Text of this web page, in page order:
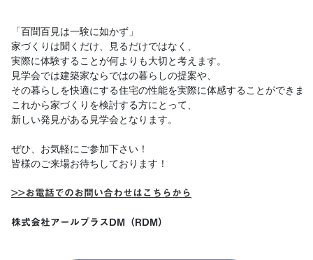
「百聞百見は一験に如かず」
家づくりは聞くだけ、見るだけではなく、
実際に体験することが何よりも大切と考えます。
見学会では建築家ならではの暮らしの提案や、
その暮らしを快適にする住宅の性能を実際に体感することができま
これから家づくりを検討する方にとって、
新しい発見がある見学会となります。
ぜひ、お気軽にご参加下さい！
皆様のご来場お待ちしております！
>>お電話でのお問い合わせはこちらから
株式会社アールプラスDM（RDM）